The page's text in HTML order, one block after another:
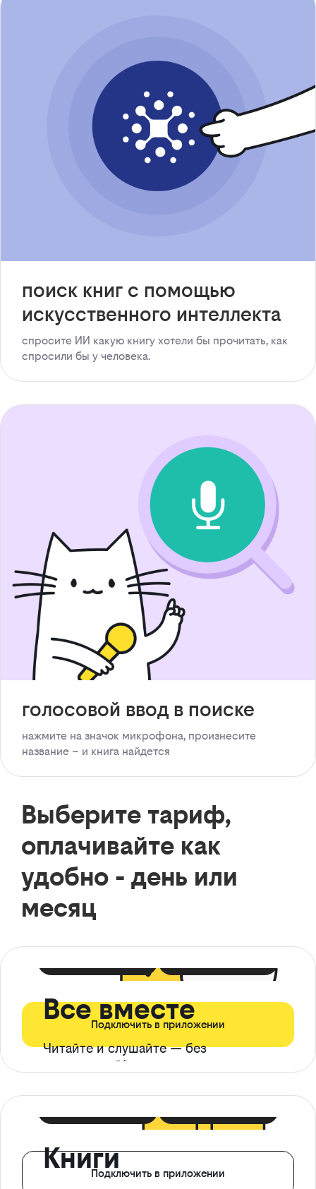
поиск книг с помощью
искусственного интеллекта
спросите ИИ какую книгу хотели бы прочитать, как
спросили бы у человека.
голосовой ввод в поиске
нажмите на значок микрофона, произнесите
название – и книга найдется
Выберите тариф,
оплачивайте как
удобно - день или
месяц
Все вместе
Читайте и слушайте — без
ограничений*
Подключить в приложении
КнигиПодключить в приложении